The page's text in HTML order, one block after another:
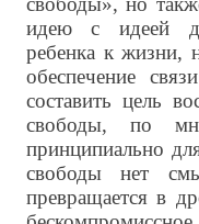
идею с идеей
ребенка к жизни,
обеспечение
составить цель
свободы, по
принципиально
свободы нет
превращается в